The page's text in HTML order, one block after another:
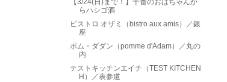
【3/24(日)まで！】十番のおばちゃんか
らハシゴ酒
ビストロ オザミ（bistro aux amis）／銀
座
ポム・ダダン（pomme d'Adam）／丸の
内
テストキッチンエイチ（TEST KITCHEN
H）／表参道